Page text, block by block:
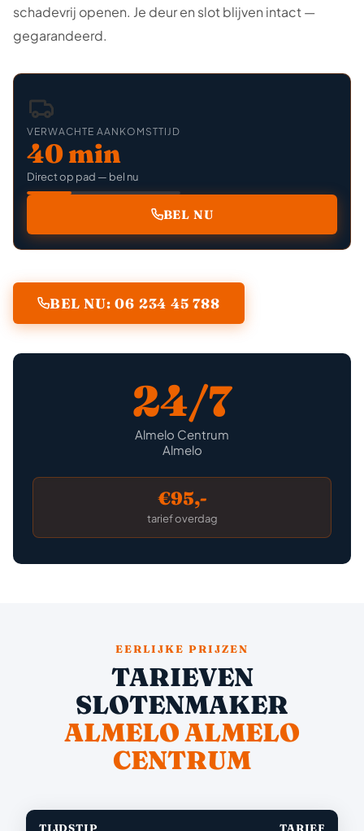
schadevrij openen. Je deur en slot blijven intact —
gegarandeerd.
VERWACHTE AANKOMSTTIJD
40 min
Direct op pad — bel nu
BEL NU
BEL NU: 06 234 45 788
24/7
Almelo Centrum
Almelo
€95,-
tarief overdag
EERLIJKE PRIJZEN
TARIEVEN
SLOTENMAKER
ALMELO ALMELO
CENTRUM
TIJDSTIP TARIEF